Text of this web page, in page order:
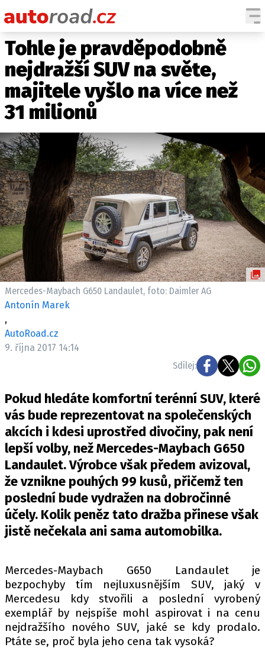
AUTA
TESTY AUT
NOVINKY
HISTORIE
ZAJÍMAVOSTI
TECHNIKA
EKONOMIKA
ČESKÝ TRH
TUNING
PROFI
ELEKTRO
ROZHOVORY
DAKAR
Z DOMOVA
ZE SVĚTA
MOTORSPORT
PIT LANE
FIA CEZ & POHÁRY
MEZINÁRODNÍ SCÉNA
SLEDUJTE NÁS NA
Tohle je pravděpodobně
nejdražší SUV na světe,
majitele vyšlo na více než
31 milionů
Mercedes-Maybach G650 Landaulet, foto: Daimler AG
Antonín Marek
,
AutoRoad.cz
9. října 2017 14:14
Sdílej:
Pokud hledáte komfortní terénní SUV, které
vás bude reprezentovat na společenských
akcích i kdesi uprostřed divočiny, pak není
lepší volby, než Mercedes-Maybach G650
Landaulet. Výrobce však předem avizoval,
že vznikne pouhých 99 kusů, přičemž ten
poslední bude vydražen na dobročinné
účely. Kolik peněz tato dražba přinese však
jistě nečekala ani sama automobilka.
Mercedes-Maybach G650 Landaulet je
bezpochyby tím nejluxusnějším SUV, jaký v
Mercedesu kdy stvořili a poslední vyrobený
exemplář by nejspíše mohl aspirovat i na cenu
nejdražšího nového SUV, jaké se kdy prodalo.
Ptáte se, proč byla jeho cena tak vysoká?